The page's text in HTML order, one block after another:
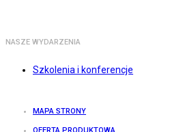
NASZE WYDARZENIA
Szkolenia i konferencje
MAPA STRONY